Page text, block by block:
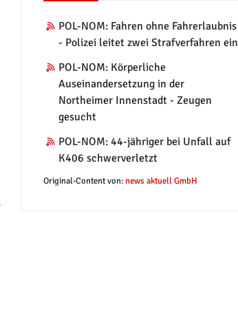
POL-NOM: Fahren ohne Fahrerlaubnis
- Polizei leitet zwei Strafverfahren ein
POL-NOM: Körperliche
Auseinandersetzung in der
Northeimer Innenstadt - Zeugen
gesucht
POL-NOM: 44-jähriger bei Unfall auf
K406 schwerverletzt
Original-Content von: news aktuell GmbH